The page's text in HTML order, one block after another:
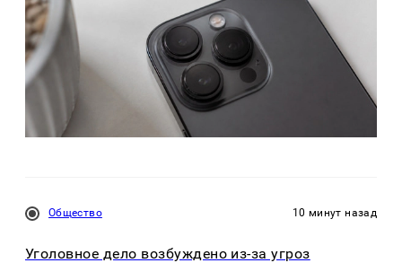
Общество 10 минут назад
Уголовное дело возбуждено из-за угроз